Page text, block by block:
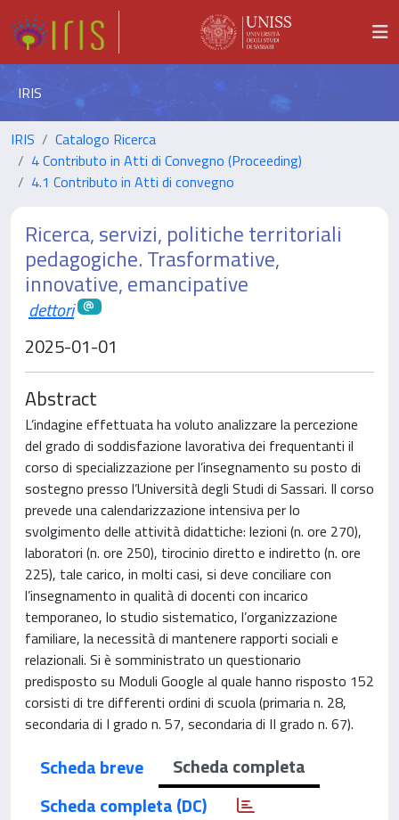
IRIS
IRIS
Catalogo Ricerca
4 Contributo in Atti di Convegno (Proceeding)
4.1 Contributo in Atti di convegno
Ricerca, servizi, politiche territoriali
pedagogiche. Trasformative,
innovative, emancipative
dettori
2025-01-01
Abstract
L’indagine effettuata ha voluto analizzare la percezione
del grado di soddisfazione lavorativa dei frequentanti il
corso di specializzazione per l’insegnamento su posto di
sostegno presso l’Università degli Studi di Sassari. Il corso
prevede una calendarizzazione intensiva per lo
svolgimento delle attività didattiche: lezioni (n. ore 270),
laboratori (n. ore 250), tirocinio diretto e indiretto (n. ore
225), tale carico, in molti casi, si deve conciliare con
l’insegnamento in qualità di docenti con incarico
temporaneo, lo studio sistematico, l’organizzazione
familiare, la necessità di mantenere rapporti sociali e
relazionali. Si è somministrato un questionario
predisposto su Moduli Google al quale hanno risposto 152
corsisti di tre differenti ordini di scuola (primaria n. 28,
secondaria di I grado n. 57, secondaria di II grado n. 67).
Scheda breve
Scheda completa
Scheda completa (DC)